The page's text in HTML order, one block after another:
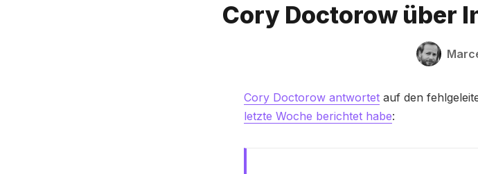
Bitte geben Sie
Cory Doctorow über
Cory Doctorow antwortet auf den
letzte Woche berichtet habe: